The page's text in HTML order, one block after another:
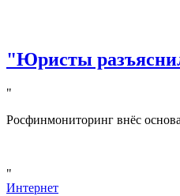
"Юристы
"
Росфинмониторинг внёс
"
Интернет